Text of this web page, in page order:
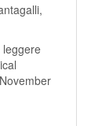
leggere